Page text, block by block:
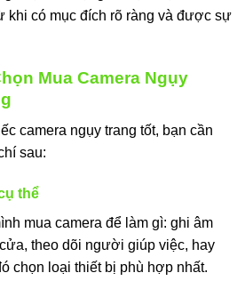
khi có mục đích rõ ràng và được sự
Mua Camera Ngụy
camera ngụy trang tốt, bạn cần
sau:
thể
mua camera để làm gì: ghi âm
theo dõi người giúp việc, hay
chọn loại thiết bị phù hợp nhất.